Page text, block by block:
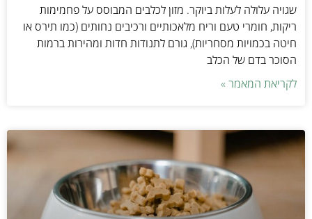
שגויה עלולה לעלות ביוקר. מזון לכלבים המבוסס על פחמימות
ריקות, חומרי טעם וריח מלאכותיים ורכיבים נחותים (כמו תירס או
חיטה בכמויות מסחריות), גורם לתנודות חדות ומהירות ברמות
הסוכר בדם של הכלב
לקריאת המאמר »